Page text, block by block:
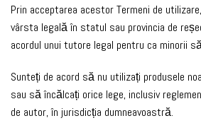
Prin acceptarea acestor Termeni de
vârsta legală în statul sau provincia de
acordul unui tutore legal pentru ca minorii
Sunteți de acord să nu utilizați produsele
sau să încălcați orice lege, inclusiv
de autor, în jurisdicția dumneavoastră.